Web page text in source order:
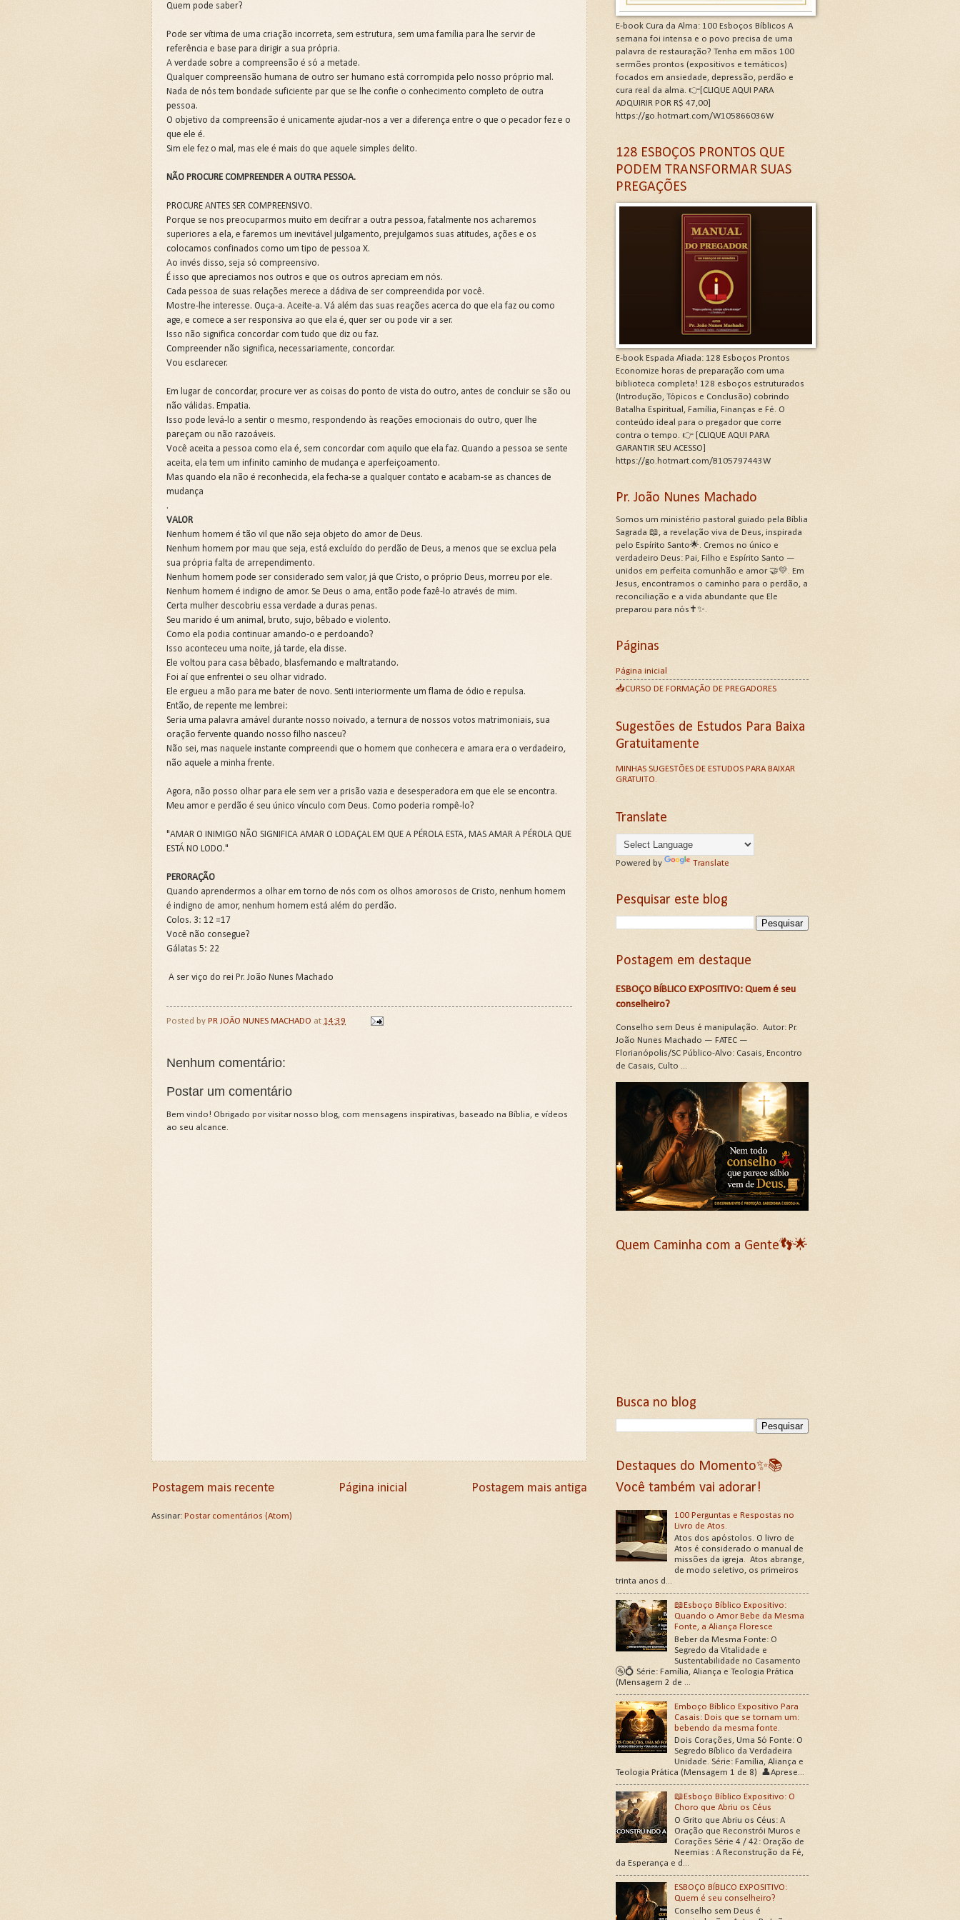
🌧️PRIMEIRA CAMPANHA: Caminhos de Gratidão e Renovação.Clique na letra G
📚SEGUNDA CAMPANHA: O CÓDIGO DA GRATIDÃO. Clique na letra G
📚TERCEIRA CAMPANHA 2026: As Doenças da Alma. Clique na letra G
🛡️CAMPANHA: Superando Gigantes da Alma. Clique na letra G
🌧️A IMPORTÂNCIA DA VIDA DA IGREJA PARA A EVANGELIZAÇÃO. Clique na letra G
Quem pode saber?
Pode ser vítima de uma criação incorreta, sem estrutura, sem uma família para lhe servir de
referência e base para dirigir a sua própria.
A verdade sobre a compreensão é só a metade.
Qualquer compreensão humana de outro ser humano está corrompida pelo nosso próprio mal.
Nada de nós tem bondade suficiente par que se lhe confie o conhecimento completo de outra
pessoa.
O objetivo da compreensão é unicamente ajudar-nos a ver a diferença entre o que o pecador fez e o
que ele é.
Sim ele fez o mal, mas ele é mais do que aquele simples delito.
NÃO PROCURE COMPREENDER A OUTRA PESSOA.
PROCURE ANTES SER COMPREENSIVO.
Porque se nos preocuparmos muito em decifrar a outra pessoa, fatalmente nos acharemos
superiores a ela, e faremos um inevitável julgamento, prejulgamos suas atitudes, ações e os
colocamos confinados como um tipo de pessoa X.
Ao invés disso, seja só compreensivo.
É isso que apreciamos nos outros e que os outros apreciam em nós.
Cada pessoa de suas relações merece a dádiva de ser compreendida por você.
Mostre-lhe interesse. Ouça-a. Aceite-a. Vá além das suas reações acerca do que ela faz ou como
age, e comece a ser responsiva ao que ela é, quer ser ou pode vir a ser.
Isso não significa concordar com tudo que diz ou faz.
Compreender não significa, necessariamente, concordar.
Vou esclarecer.
Em lugar de concordar, procure ver as coisas do ponto de vista do outro, antes de concluir se são ou
não válidas. Empatia.
Isso pode levá-lo a sentir o mesmo, respondendo às reações emocionais do outro, quer lhe
pareçam ou não razoáveis.
Você aceita a pessoa como ela é, sem concordar com aquilo que ela faz. Quando a pessoa se sente
aceita, ela tem um infinito caminho de mudança e aperfeiçoamento.
Mas quando ela não é reconhecida, ela fecha-se a qualquer contato e acabam-se as chances de
mudança
.
VALOR
Nenhum homem é tão vil que não seja objeto do amor de Deus.
Nenhum homem por mau que seja, está excluído do perdão de Deus, a menos que se exclua pela
sua própria falta de arrependimento.
Nenhum homem pode ser considerado sem valor, já que Cristo, o próprio Deus, morreu por ele.
Nenhum homem é indigno de amor. Se Deus o ama, então pode fazê-lo através de mim.
Certa mulher descobriu essa verdade a duras penas.
Seu marido é um animal, bruto, sujo, bêbado e violento.
Como ela podia continuar amando-o e perdoando?
Isso aconteceu uma noite, já tarde, ela disse.
Ele voltou para casa bêbado, blasfemando e maltratando.
Foi aí que enfrentei o seu olhar vidrado.
Ele ergueu a mão para me bater de novo. Senti interiormente um flama de ódio e repulsa.
Então, de repente me lembrei:
Seria uma palavra amável durante nosso noivado, a ternura de nossos votos matrimoniais, sua
oração fervente quando nosso filho nasceu?
Não sei, mas naquele instante compreendi que o homem que conhecera e amara era o verdadeiro,
não aquele a minha frente.
Agora, não posso olhar para ele sem ver a prisão vazia e desesperadora em que ele se encontra.
Meu amor e perdão é seu único vínculo com Deus. Como poderia rompê-lo?
"AMAR O INIMIGO NÃO SIGNIFICA AMAR O LODAÇAL EM QUE A PÉROLA ESTA, MAS AMAR A PÉROLA QUE
ESTÁ NO LODO."
PERORAÇÃO
Quando aprendermos a olhar em torno de nós com os olhos amorosos de Cristo, nenhum homem
é indigno de amor, nenhum homem está além do perdão.
Colos. 3: 12 =17
Você não consegue?
Gálatas 5: 22
A ser viço do rei Pr. João Nunes Machado
Posted by PR JOÃO NUNES MACHADO at 14:39
Nenhum comentário:
Postar um comentário
Bem vindo! Obrigado por visitar nosso blog, com mensagens inspirativas, baseado na Bíblia, e vídeos
ao seu alcance.
Postagem mais recente Postagem mais antiga
Página inicial
Assinar: Postar comentários (Atom)
E-book Cura da Alma: 100 Esboços Bíblicos A
semana foi intensa e o povo precisa de uma
palavra de restauração? Tenha em mãos 100
sermões prontos (expositivos e temáticos)
focados em ansiedade, depressão, perdão e
cura real da alma. 👉[CLIQUE AQUI PARA
ADQUIRIR POR R$ 47,00]
https://go.hotmart.com/W105866036W
128 ESBOÇOS PRONTOS QUE
PODEM TRANSFORMAR SUAS
PREGAÇÕES
E-book Espada Afiada: 128 Esboços Prontos
Economize horas de preparação com uma
biblioteca completa! 128 esboços estruturados
(Introdução, Tópicos e Conclusão) cobrindo
Batalha Espiritual, Família, Finanças e Fé. O
conteúdo ideal para o pregador que corre
contra o tempo. 👉 [CLIQUE AQUI PARA
GARANTIR SEU ACESSO]
https://go.hotmart.com/B105797443W
Pr. João Nunes Machado
Somos um ministério pastoral guiado pela Bíblia
Sagrada 📖, a revelação viva de Deus, inspirada
pelo Espírito Santo🌟. Cremos no único e
verdadeiro Deus: Pai, Filho e Espírito Santo —
unidos em perfeita comunhão e amor 🤝💛. Em
Jesus, encontramos o caminho para o perdão, a
reconciliação e a vida abundante que Ele
preparou para nós✝️✨.
Páginas
Página inicial
📥CURSO DE FORMAÇÃO DE PREGADORES
Sugestões de Estudos Para Baixa
Gratuitamente
MINHAS SUGESTÕES DE ESTUDOS PARA BAIXAR
GRATUITO.
Translate
Powered by Translate
Pesquisar este blog
Postagem em destaque
ESBOÇO BÍBLICO EXPOSITIVO: Quem é seu
conselheiro?
Conselho sem Deus é manipulação. Autor: Pr.
João Nunes Machado — FATEC —
Florianópolis/SC Público-Alvo: Casais, Encontro
de Casais, Culto ...
Quem Caminha com a Gente👣🌟
Busca no blog
Destaques do Momento✨📚
Você também vai adorar!
100 Perguntas e Respostas no
Livro de Atos.
Atos dos apóstolos. O livro de
Atos é considerado o manual de
missões da igreja. Atos abrange,
de modo seletivo, os primeiros
trinta anos d...
📖Esboço Bíblico Expositivo:
Quando o Amor Bebe da Mesma
Fonte, a Aliança Floresce
Beber da Mesma Fonte: O
Segredo da Vitalidade e
Sustentabilidade no Casamento
🚰💍 Série: Família, Aliança e Teologia Prática
(Mensagem 2 de ...
Emboço Bíblico Expositivo Para
Casais: Dois que se tornam um:
bebendo da mesma fonte.
Dois Corações, Uma Só Fonte: O
Segredo Bíblico da Verdadeira
Unidade. Série: Família, Aliança e
Teologia Prática (Mensagem 1 de 8) 👤Aprese...
📖Esboço Bíblico Expositivo: O
Choro que Abriu os Céus
O Grito que Abriu os Céus: A
Oração que Reconstrói Muros e
Corações Série 4 / 42: Oração de
Neemias : A Reconstrução da Fé,
da Esperança e d...
ESBOÇO BÍBLICO EXPOSITIVO:
Quem é seu conselheiro?
Conselho sem Deus é